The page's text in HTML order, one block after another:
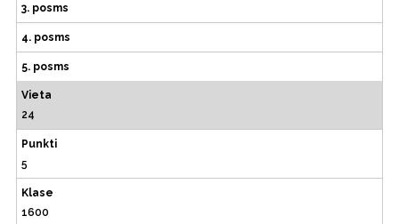
3. posms
4. posms
5. posms
Vieta
24
Punkti
5
Klase
1600